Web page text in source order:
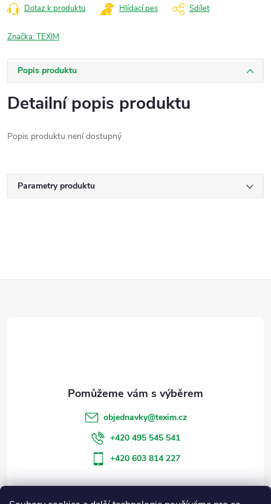
Dotaz k produktu Hlídací pes Sdílet
Značka:TEXIM
Popis produktu
Detailní popis produktu
Popis produktu není dostupný
Parametry produktu
objednavky@texim.cz
+420 495 545 541
+420 603 814 227